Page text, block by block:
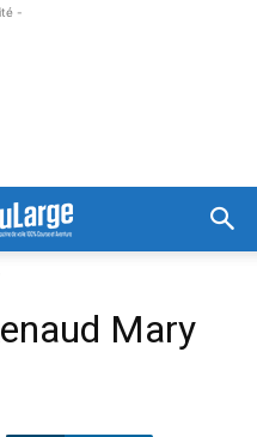
-
Mary